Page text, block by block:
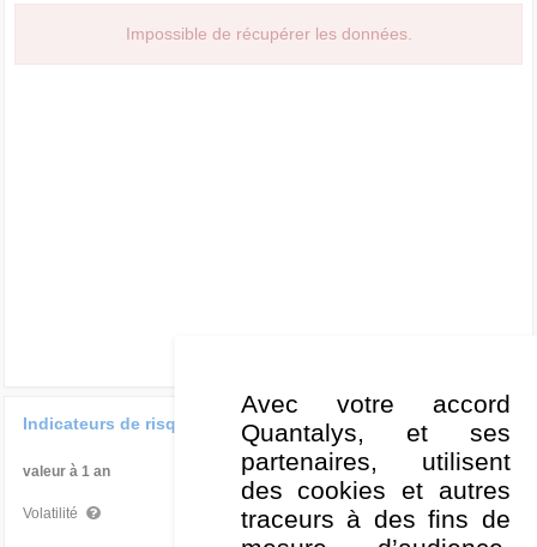
Impossible de récupérer les données.
Indicateurs de risque
valeur à 1 an Par rapport à la Cat
Volatilité -
Avec votre accord
Quantalys, et ses
partenaires, utilisent
des cookies et autres
traceurs à des fins de